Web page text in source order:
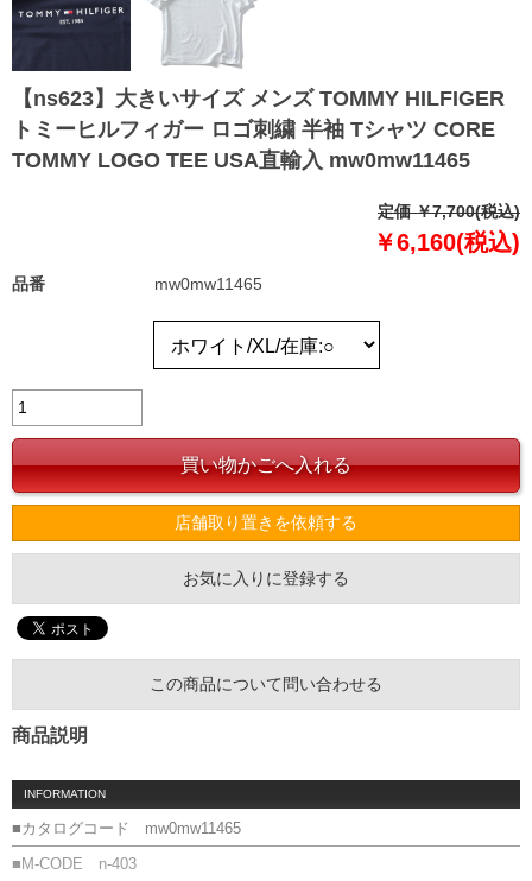
【ns623】大きいサイズ メンズ TOMMY HILFIGER
トミーヒルフィガー ロゴ刺繍 半袖 Tシャツ CORE
TOMMY LOGO TEE USA直輸入 mw0mw11465
定価 ￥7,700(税込)
￥6,160(税込)
品番 mw0mw11465
店舗取り置きを依頼する
お気に入りに登録する
この商品について問い合わせる
商品説明
INFORMATION
■カタログコード mw0mw11465
■M-CODE n-403